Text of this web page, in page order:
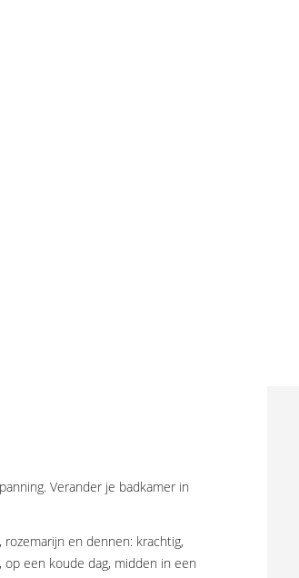
Verander je badkamer in
en dennen: krachtig,
een koude dag, midden in een